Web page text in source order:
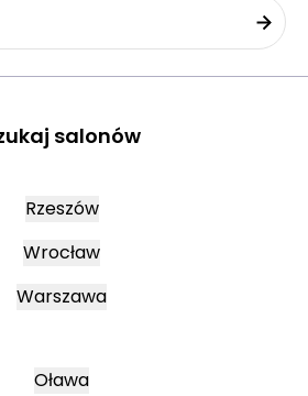
salonów
Rzeszów
Wrocław
Warszawa
Oława